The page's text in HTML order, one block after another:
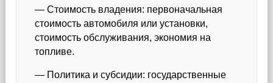
— Стоимость владения: первоначальная
стоимость автомобиля или установки,
стоимость обслуживания, экономия на
топливе.
— Политика и субсидии: государственные